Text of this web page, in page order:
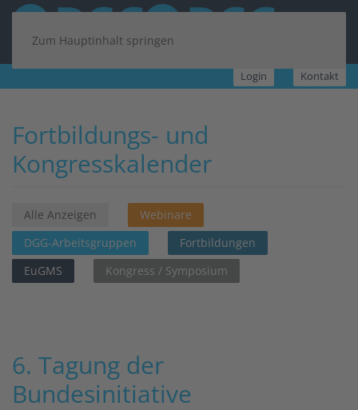
Zum Hauptinhalt springen
Login Kontakt
Fortbildungs- und
Kongresskalender
Alle Anzeigen
Webinare
DGG-Arbeitsgruppen
Fortbildungen
EuGMS
Kongress / Symposium
6. Tagung der
Bundesinitiative